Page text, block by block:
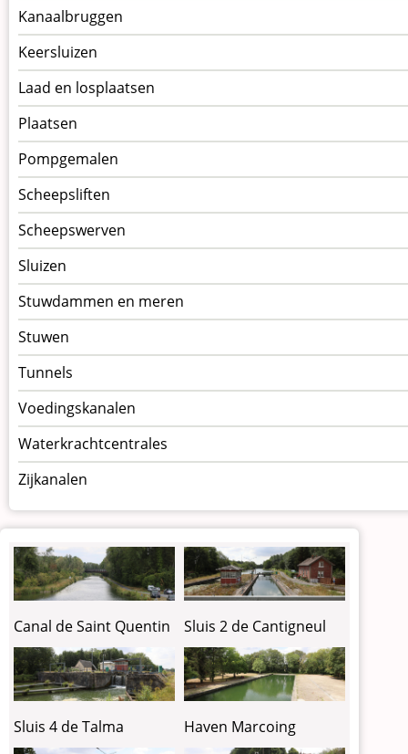
Kanaalbruggen
Keersluizen
Laad en losplaatsen
Plaatsen
Pompgemalen
Scheepsliften
Scheepswerven
Sluizen
Stuwdammen en meren
Stuwen
Tunnels
Voedingskanalen
Waterkrachtcentrales
Zijkanalen
Canal de Saint Quentin Sluis 2 de Cantigneul
Sluis 4 de Talma Haven Marcoing